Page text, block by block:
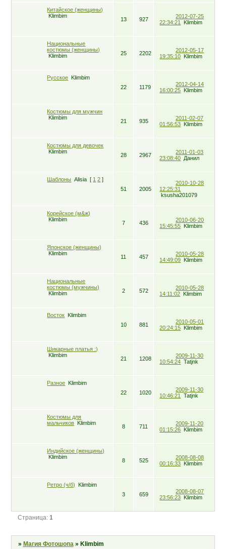
Китайское (женщины)
Klimbim
13 927
2012-07-25
22:34:21
Klimbim
Национальные
костюмы (женщины)
Klimbim
25 2202
2012-05-17
19:35:10 Klimbim
Русское Klimbim
22
1179
2012-04-14
16:00:25 Klimbim
Костюмы для мужчин
Klimbim
21 935
2011-02-07
01:56:53 Klimbim
Костюмы для девочек
Klimbim
28 2967
2011-01-03
23:08:40 Данил
Шаблоны Alisia [ 1 2 ]
51
2005
2010-10-28
12:25:31
ksusha201079
Корейское (м&ж)
Klimbim
7 436
2010-06-20
15:45:55 Klimbim
Японское (женщины)
Klimbim
11 457
2010-05-28
14:49:09 Klimbim
Национальные
костюмы (мужчины)
Klimbim
2 572
2010-05-28
14:11:02 Klimbim
Восток Klimbim
10
881
2010-05-01
20:24:15 Klimbim
Шикарные платья :)
Klimbim
21 1208
2009-11-30
10:54:24 Tatjnk
Разное Klimbim
22
1020
2009-11-30
10:46:21
Tatjnk
Костюмы для
мальчиков Klimbim
8 711
2009-11-20
01:15:26 Klimbim
Индийское (женщины)
Klimbim
8 525
2008-08-08
00:16:33 Klimbim
Ретро (ч/б)
Klimbim
3
659
2008-08-07
23:56:23 Klimbim
Страница: 1
» Магия Фотошопа » Klimbim